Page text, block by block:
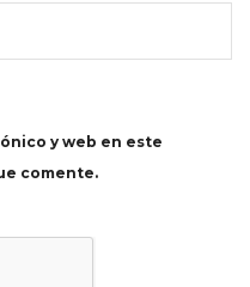
y web en este
comente.